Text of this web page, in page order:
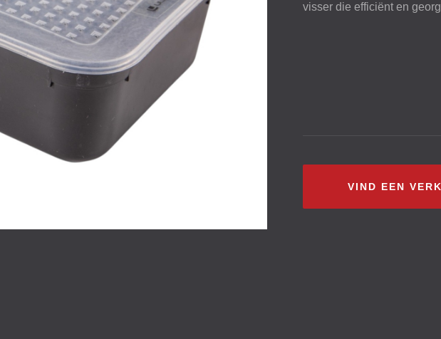
visser die efficiënt en
VIND EEN